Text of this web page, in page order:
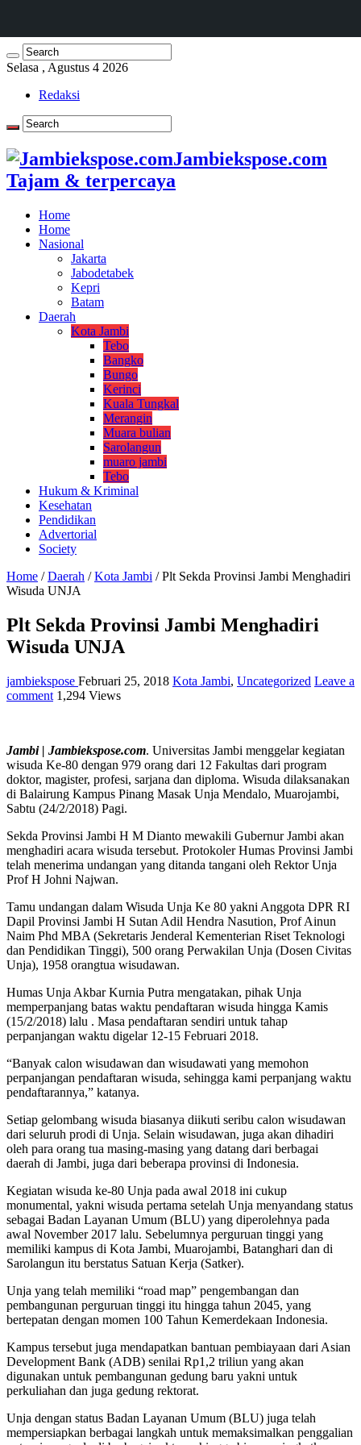
Selasa , Agustus 4 2026
Redaksi
Jambiekspose.com
Tajam & terpercaya
Home
Home
Nasional
Jakarta
Jabodetabek
Kepri
Batam
Daerah
Kota Jambi
Tebo
Bangko
Bungo
Kerinci
Kuala Tungkal
Merangin
Muara bulian
Sarolangun
muaro jambi
Tebo
Hukum & Kriminal
Kesehatan
Pendidikan
Advertorial
Society
Home / Daerah / Kota Jambi / Plt Sekda Provinsi Jambi Menghadiri
Wisuda UNJA
Plt Sekda Provinsi Jambi Menghadiri
Wisuda UNJA
jambiekspose Februari 25, 2018 Kota Jambi, Uncategorized Leave a
comment 1,294 Views
Jambi | Jambiekspose.com. Universitas Jambi menggelar kegiatan
wisuda Ke-80 dengan 979 orang dari 12 Fakultas dari program
doktor, magister, profesi, sarjana dan diploma. Wisuda dilaksanakan
di Balairung Kampus Pinang Masak Unja Mendalo, Muarojambi,
Sabtu (24/2/2018) Pagi.
Sekda Provinsi Jambi H M Dianto mewakili Gubernur Jambi akan
menghadiri acara wisuda tersebut. Protokoler Humas Provinsi Jambi
telah menerima undangan yang ditanda tangani oleh Rektor Unja
Prof H Johni Najwan.
Tamu undangan dalam Wisuda Unja Ke 80 yakni Anggota DPR RI
Dapil Provinsi Jambi H Sutan Adil Hendra Nasution, Prof Ainun
Naim Phd MBA (Sekretaris Jenderal Kementerian Riset Teknologi
dan Pendidikan Tinggi), 500 orang Perwakilan Unja (Dosen Civitas
Unja), 1958 orangtua wisudawan.
Humas Unja Akbar Kurnia Putra mengatakan, pihak Unja
memperpanjang batas waktu pendaftaran wisuda hingga Kamis
(15/2/2018) lalu . Masa pendaftaran sendiri untuk tahap
perpanjangan waktu digelar 12-15 Februari 2018.
“Banyak calon wisudawan dan wisudawati yang memohon
perpanjangan pendaftaran wisuda, sehingga kami perpanjang waktu
pendaftarannya,” katanya.
Setiap gelombang wisuda biasanya diikuti seribu calon wisudawan
dari seluruh prodi di Unja. Selain wisudawan, juga akan dihadiri
oleh para orang tua masing-masing yang datang dari berbagai
daerah di Jambi, juga dari beberapa provinsi di Indonesia.
Kegiatan wisuda ke-80 Unja pada awal 2018 ini cukup
monumental, yakni wisuda pertama setelah Unja menyandang status
sebagai Badan Layanan Umum (BLU) yang diperolehnya pada
awal November 2017 lalu. Sebelumnya perguruan tinggi yang
memiliki kampus di Kota Jambi, Muarojambi, Batanghari dan di
Sarolangun itu berstatus Satuan Kerja (Satker).
Unja yang telah memiliki “road map” pengembangan dan
pembangunan perguruan tinggi itu hingga tahun 2045, yang
bertepatan dengan momen 100 Tahun Kemerdekaan Indonesia.
Kampus tersebut juga mendapatkan bantuan pembiayaan dari Asian
Development Bank (ADB) senilai Rp1,2 triliun yang akan
digunakan untuk pembangunan gedung baru yakni untuk
perkuliahan dan juga gedung rektorat.
Unja dengan status Badan Layanan Umum (BLU) juga telah
mempersiapkan berbagai langkah untuk memaksimalkan penggalian